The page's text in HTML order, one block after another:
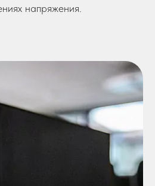
напряжения.